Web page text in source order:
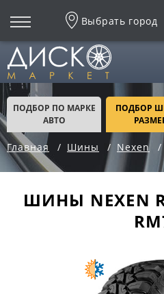
Выбрать город
ПОДБОР ПО МАРКЕ
АВТО
ПОДБОР
Главная Шины Nexen
ШИНЫ NEXEN